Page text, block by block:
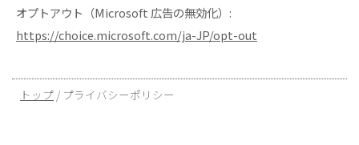
オプトアウト（Microsoft 広告の無効化）:
https://choice.microsoft.com/ja-JP/opt-out
現
トップ / プライバシーポリシー